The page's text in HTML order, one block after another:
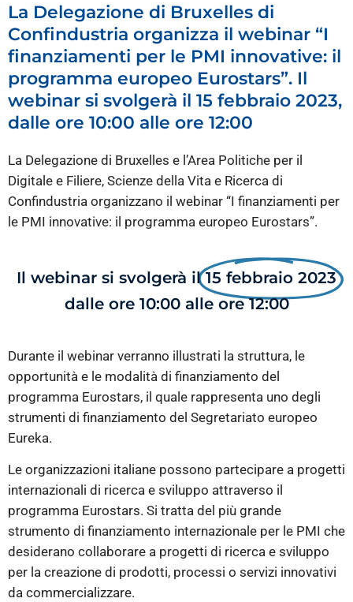
La Delegazione di Bruxelles di
Confindustria organizza il webinar “I
finanziamenti per le PMI innovative: il
programma europeo Eurostars”. Il
webinar si svolgerà il 15 febbraio 2023,
dalle ore 10:00 alle ore 12:00
La Delegazione di Bruxelles e l’Area Politiche per il
Digitale e Filiere, Scienze della Vita e Ricerca di
Confindustria organizzano il webinar “I finanziamenti per
le PMI innovative: il programma europeo Eurostars”.
Il webinar si svolgerà il15 febbraio 2023
dalle ore 10:00 alle ore 12:00
Durante il webinar verranno illustrati la struttura, le
opportunità e le modalità di finanziamento del
programma Eurostars, il quale rappresenta uno degli
strumenti di finanziamento del Segretariato europeo
Eureka.
Le organizzazioni italiane possono partecipare a progetti
internazionali di ricerca e sviluppo attraverso il
programma Eurostars. Si tratta del più grande
strumento di finanziamento internazionale per le PMI che
desiderano collaborare a progetti di ricerca e sviluppo
per la creazione di prodotti, processi o servizi innovativi
da commercializzare.